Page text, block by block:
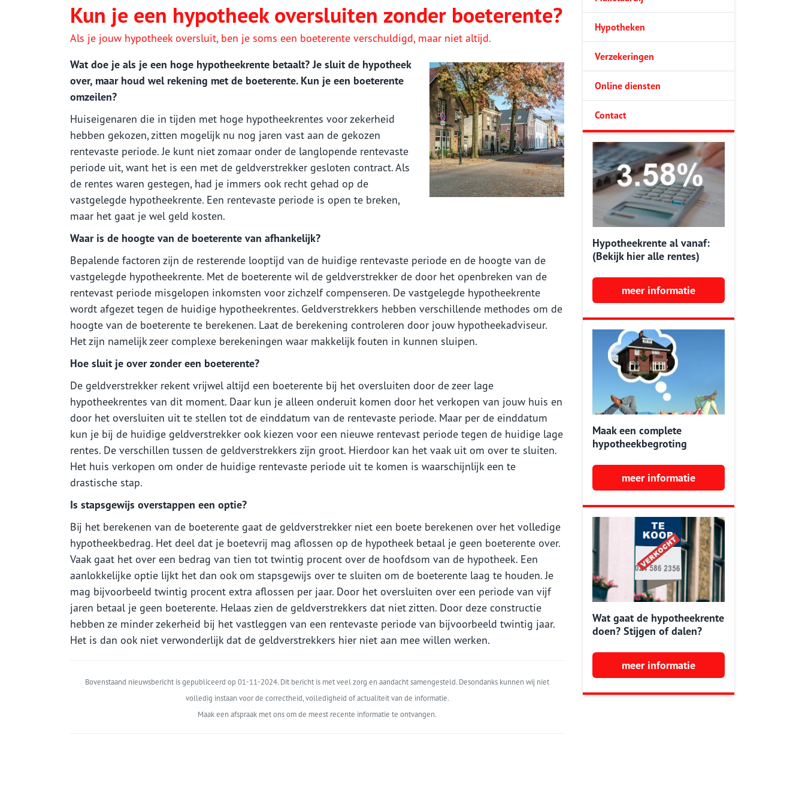
Zorgverzekering
Sparen
Kun je een hypotheek oversluiten zonder boeterente?
Als je jouw hypotheek oversluit, ben je soms een boeterente verschuldigd, maar niet altijd.
Wat doe je als je een hoge hypotheekrente betaalt? Je sluit de hypotheek
over, maar houd wel rekening met de boeterente. Kun je een boeterente
omzeilen?
Huiseigenaren die in tijden met hoge hypotheekrentes voor zekerheid
hebben gekozen, zitten mogelijk nu nog jaren vast aan de gekozen
rentevaste periode. Je kunt niet zomaar onder de langlopende rentevaste
periode uit, want het is een met de geldverstrekker gesloten contract. Als
de rentes waren gestegen, had je immers ook recht gehad op de
vastgelegde hypotheekrente. Een rentevaste periode is open te breken,
maar het gaat je wel geld kosten.
Waar is de hoogte van de boeterente van afhankelijk?
Bepalende factoren zijn de resterende looptijd van de huidige rentevaste periode en de hoogte van de
vastgelegde hypotheekrente. Met de boeterente wil de geldverstrekker de door het openbreken van de
rentevast periode misgelopen inkomsten voor zichzelf compenseren. De vastgelegde hypotheekrente
wordt afgezet tegen de huidige hypotheekrentes. Geldverstrekkers hebben verschillende methodes om de
hoogte van de boeterente te berekenen. Laat de berekening controleren door jouw hypotheekadviseur.
Het zijn namelijk zeer complexe berekeningen waar makkelijk fouten in kunnen sluipen.
Hoe sluit je over zonder een boeterente?
De geldverstrekker rekent vrijwel altijd een boeterente bij het oversluiten door de zeer lage
hypotheekrentes van dit moment. Daar kun je alleen onderuit komen door het verkopen van jouw huis en
door het oversluiten uit te stellen tot de einddatum van de rentevaste periode. Maar per de einddatum
kun je bij de huidige geldverstrekker ook kiezen voor een nieuwe rentevast periode tegen de huidige lage
rentes. De verschillen tussen de geldverstrekkers zijn groot. Hierdoor kan het vaak uit om over te sluiten.
Het huis verkopen om onder de huidige rentevaste periode uit te komen is waarschijnlijk een te
drastische stap.
Is stapsgewijs overstappen een optie?
Bij het berekenen van de boeterente gaat de geldverstrekker niet een boete berekenen over het volledige
hypotheekbedrag. Het deel dat je boetevrij mag aflossen op de hypotheek betaal je geen boeterente over.
Vaak gaat het over een bedrag van tien tot twintig procent over de hoofdsom van de hypotheek. Een
aanlokkelijke optie lijkt het dan ook om stapsgewijs over te sluiten om de boeterente laag te houden. Je
mag bijvoorbeeld twintig procent extra aflossen per jaar. Door het oversluiten over een periode van vijf
jaren betaal je geen boeterente. Helaas zien de geldverstrekkers dat niet zitten. Door deze constructie
hebben ze minder zekerheid bij het vastleggen van een rentevaste periode van bijvoorbeeld twintig jaar.
Het is dan ook niet verwonderlijk dat de geldverstrekkers hier niet aan mee willen werken.
Bovenstaand nieuwsbericht is gepubliceerd op 01-11-2024. Dit bericht is met veel zorg en aandacht samengesteld. Desondanks kunnen wij niet
volledig instaan voor de correctheid, volledigheid of actualiteit van de informatie.
Maak een afspraak met ons om de meest recente informatie te ontvangen.
Hypotheken
Verzekeringen
Online diensten
Contact
Hypotheekrente al vanaf:
(Bekijk hier alle rentes)
meer informatie
Maak een complete
hypotheekbegroting
meer informatie
Wat gaat de hypotheekrente
doen? Stijgen of dalen?
meer informatie